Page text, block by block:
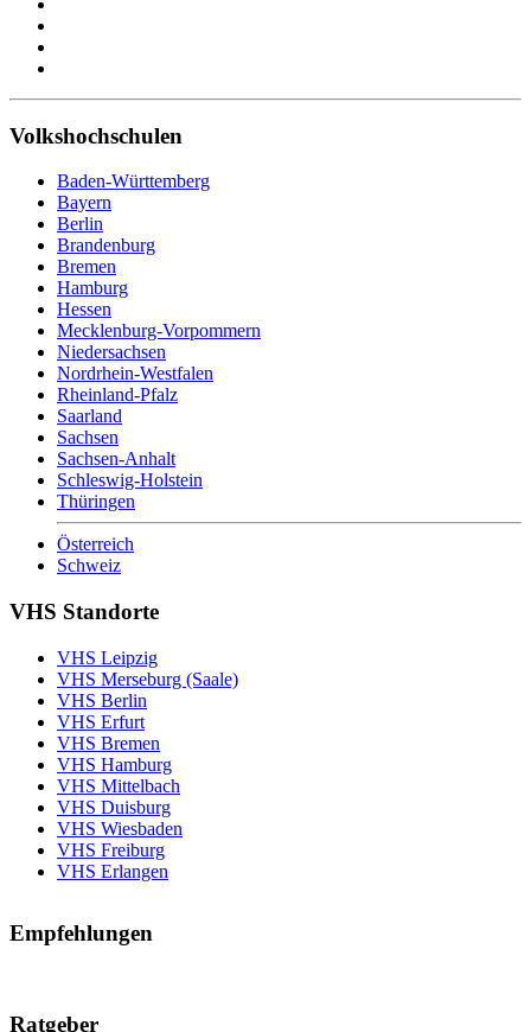
Volkshochschulen
Baden-Württemberg
Bayern
Berlin
Brandenburg
Bremen
Hamburg
Hessen
Mecklenburg-Vorpommern
Niedersachsen
Nordrhein-Westfalen
Rheinland-Pfalz
Saarland
Sachsen
Sachsen-Anhalt
Schleswig-Holstein
Thüringen
Österreich
Schweiz
VHS Standorte
VHS Leipzig
VHS Merseburg (Saale)
VHS Berlin
VHS Erfurt
VHS Bremen
VHS Hamburg
VHS Mittelbach
VHS Duisburg
VHS Wiesbaden
VHS Freiburg
VHS Erlangen
Empfehlungen
Ratgeber